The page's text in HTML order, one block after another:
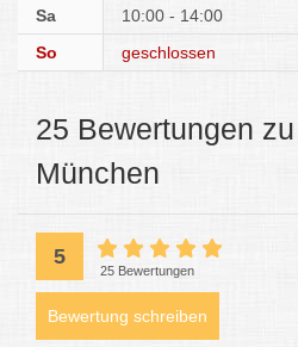
Sa
10:00 - 14:00
So
geschlossen
25 Bewertungen
München
5
25 Bewertungen
Bewertung schreiben